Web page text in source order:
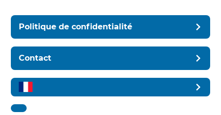
Politique de confidentialité
Contact